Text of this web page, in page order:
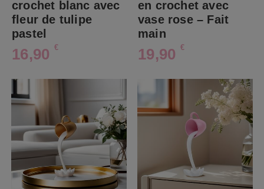
crochet blanc avec
fleur de tulipe
pastel
16,90 €
en crochet avec
vase rose – Fait
main
19,90 €